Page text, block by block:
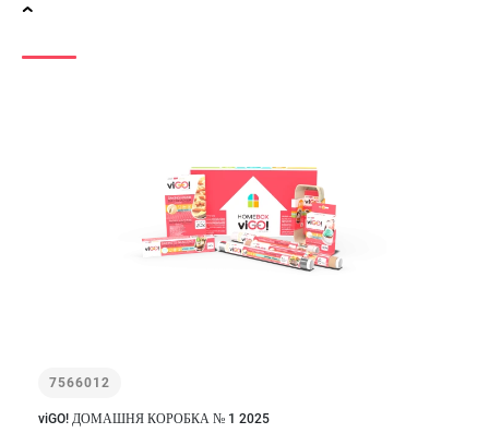
7566012
viGO! ДОМАШНЯ КОРОБКА № 1 2025